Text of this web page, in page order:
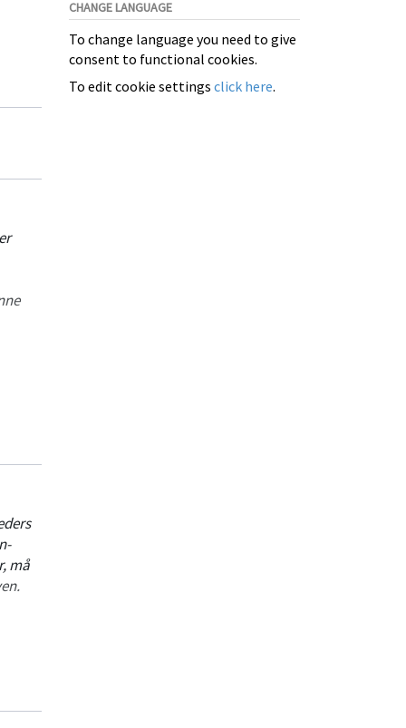
at
må
CHANGE LANGUAGE
To change language you need to give
consent to functional cookies.
To edit cookie settings click here.